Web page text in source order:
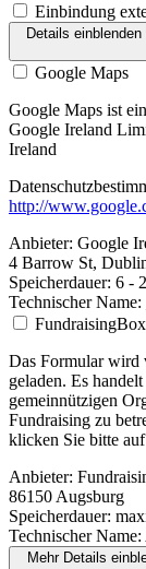
Einbindung
Details einblenden
Google Maps
Google Maps ist
Google Ireland
Ireland
http://
Anbieter: Google
4 Barrow St,
Speicherdauer: 6 -
Technischer Name:
FundraisingBox
Das Formular wird
geladen. Es
gemeinnützigen
Fundraising zu
klicken Sie bitte
Anbieter:
86150 Augsburg
Speicherdauer:
Technischer Name:
Mehr Details